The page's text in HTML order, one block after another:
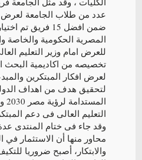
عدد من طلاب الجامعة لعرض
ضمن افضل 15 فريق
المصرية الحكومية والخاصة
للعرض امام وزير التعليم
تخصيصه من اكاديمية البحث
لعرض افكار المبتكرين
لتحقيق هدف من اهداف
التعليم العالى فى دعم
وقد جاء فى ختام المنتدى
محاور منها أن الاستثمار في
والابتكار، أصبح ضروريا